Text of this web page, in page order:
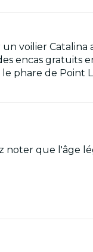
voilier Catalina
encas
phare de Point
que l'âge